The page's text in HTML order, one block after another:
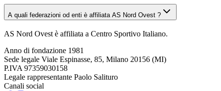
A quali federazioni od enti è affiliata AS Nord Ovest ?
AS Nord Ovest è affiliata a Centro Sportivo Italiano.
Anno di fondazione 1981
Sede legale Viale Espinasse, 85, Milano 20156 (MI)
P.IVA 97359030158
Legale rappresentante Paolo Salituro
Canali social